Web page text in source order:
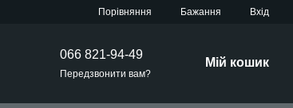
Порівняння Бажання Вхід
066 821-94-49
Передзвонити вам?
Мій кошик